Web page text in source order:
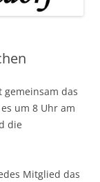
gemeinsam das
um 8 Uhr am
die
Mitglied das